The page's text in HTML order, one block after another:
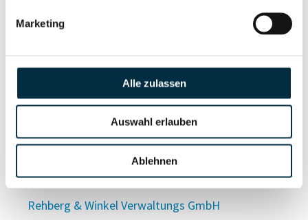
Marketing
Alle zulassen
Auswahl erlauben
Ablehnen
Rehberg International GmbH
Rehberg UG (haftungsbeschränkt)
Rehberg Verwaltungs-GmbH
Rehberg Verwaltungs-GmbH
Rehberg & Winkel Beteiligungs GmbH & Co. KG
Rehberg & Winkel Verwaltungs GmbH